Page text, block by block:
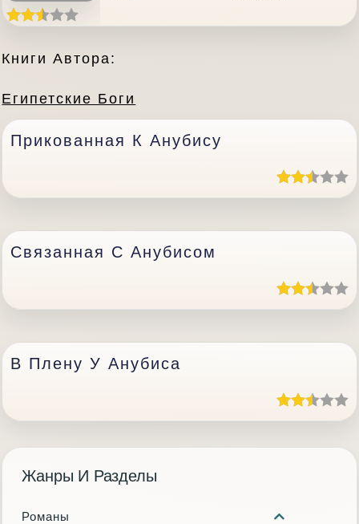
Книги Автора:
Египетские Боги
Прикованная К Анубису
Связанная С Анубисом
В Плену У Анубиса
Жанры И Разделы
Романы